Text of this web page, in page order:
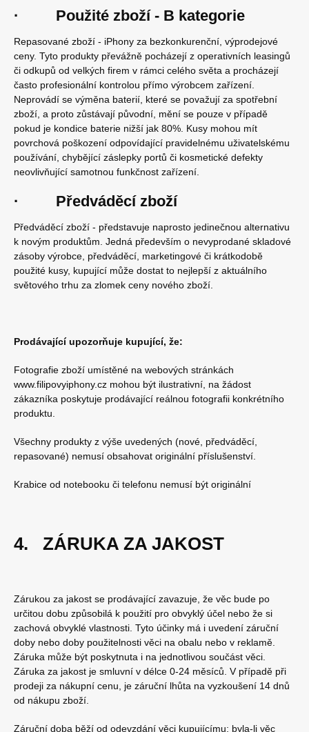
· Použité zboží - B kategorie
Repasované zboží - iPhony za bezkonkurenční, výprodejové
ceny. Tyto produkty převážně pocházejí z operativních leasingů
či odkupů od velkých firem v rámci celého světa a procházejí
často profesionální kontrolou přímo výrobcem zařízení.
Neprovádí se výměna baterií, které se považují za spotřební
zboží, a proto zůstávají původní, mění se pouze v případě
pokud je kondice baterie nižší jak 80%. Kusy mohou mít
povrchová poškození odpovídající pravidelnému uživatelskému
používání, chybějící záslepky portů či kosmetické defekty
neovlivňující samotnou funkčnost zařízení.
· Předváděcí zboží
Předváděcí zboží - představuje naprosto jedinečnou alternativu
k novým produktům. Jedná především o nevyprodané skladové
zásoby výrobce, předváděcí, marketingové či krátkodobě
použité kusy, kupující může dostat to nejlepší z aktuálního
světového trhu za zlomek ceny nového zboží.
Prodávající upozorňuje kupující, že:
Fotografie zboží umístěné na webových stránkách
www.filipovyiphony.cz mohou být ilustrativní, na žádost
zákazníka poskytuje prodávající reálnou fotografii konkrétního
produktu.
Všechny produkty z výše uvedených (nové, předváděcí,
repasované) nemusí obsahovat originální příslušenství.
Krabice od notebooku či telefonu nemusí být originální
4. ZÁRUKA ZA JAKOST
Zárukou za jakost se prodávající zavazuje, že věc bude po
určitou dobu způsobilá k použití pro obvyklý účel nebo že si
zachová obvyklé vlastnosti. Tyto účinky má i uvedení záruční
doby nebo doby použitelnosti věci na obalu nebo v reklamě.
Záruka může být poskytnuta i na jednotlivou součást věci.
Záruka za jakost je smluvní v délce 0-24 měsíců. V případě při
prodeji za nákupní cenu, je záruční lhůta na vyzkoušení 14 dnů
od nákupu zboží.
Záruční doba běží od odevzdání věci kupujícímu; byla-li věc